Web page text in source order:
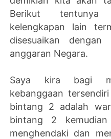
Berikut tentunya
kelengkapan lain
disesuaikan
anggaran Negara.
Saya kira bagi
kebanggaan
bintang 2 adalah
bintang 2 kemudian
menghendaki dan